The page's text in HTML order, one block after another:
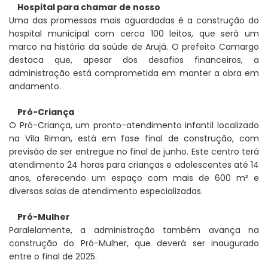
Hospital para chamar de nosso
Uma das promessas mais aguardadas é a construção do
hospital municipal com cerca 100 leitos, que será um
marco na história da saúde de Arujá. O prefeito Camargo
destaca que, apesar dos desafios financeiros, a
administração está comprometida em manter a obra em
andamento.
Pró-Criança
O Pró-Criança, um pronto-atendimento infantil localizado
na Vila Riman, está em fase final de construção, com
previsão de ser entregue no final de junho. Este centro terá
atendimento 24 horas para crianças e adolescentes até 14
anos, oferecendo um espaço com mais de 600 m² e
diversas salas de atendimento especializadas.
Pró-Mulher
Paralelamente, a administração também avança na
construção do Pró-Mulher, que deverá ser inaugurado
entre o final de 2025.